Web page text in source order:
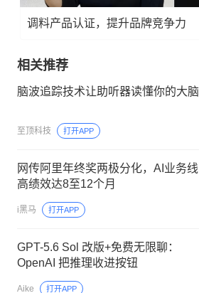
调料产品认证，提升品牌竞争力
相关推荐
脑波追踪技术让助听器读懂你的大脑
至顶科技 打开APP
网传阿里年终奖两极分化，AI业务线
高绩效达8至12个月
i黑马 打开APP
GPT-5.6 Sol 改版+免费无限聊：
OpenAI 把推理收进按钮
Aike 打开APP